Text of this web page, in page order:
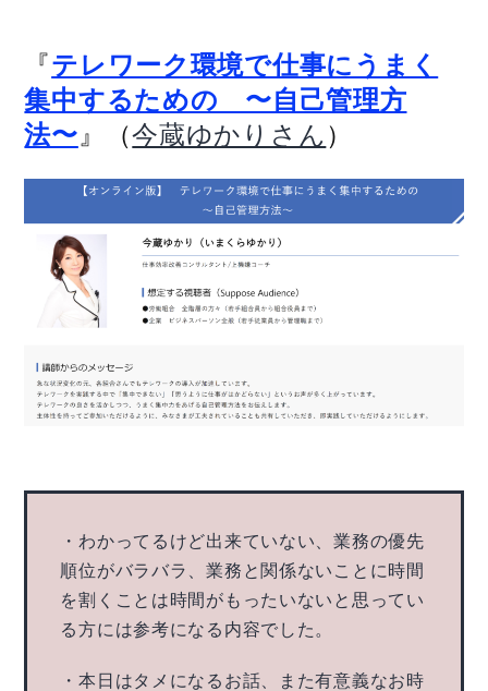
『テレワーク環境で仕事にうまく
集中するための 〜自己管理方
法〜 』（今蔵ゆかりさん ）
・わかってるけど出来ていない、業務の優先
順位がバラバラ、業務と関係ないことに時間
を割くことは時間がもったいないと思ってい
る方には参考になる内容でした。
・本日はタメになるお話、また有意義なお時